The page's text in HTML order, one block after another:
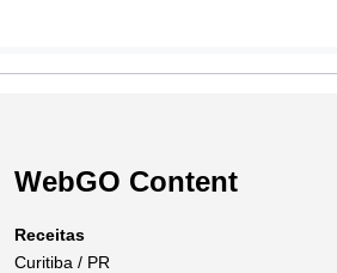
WebGO Content
Receitas
Curitiba / PR